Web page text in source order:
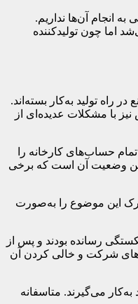
انجام آن‌ها نداریم.
اما چون تولیدکننده
راه تولید به‌کار بسته‌اند.
با مشکلات عدیده‌ای از
حساب‌های کارخانه را
این وضعیت آن است که برخی
این موضوع را به‌صورت
را به مرز ورشکستگی رسانده بودند و پس از
شرکت و خالی کردن آن
می‌گیرند. متاسفانه